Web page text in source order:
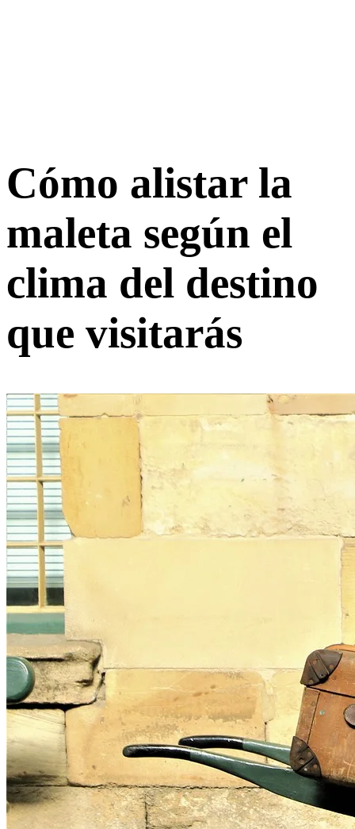
Cómo alistar la
maleta según el
clima del destino
que visitarás